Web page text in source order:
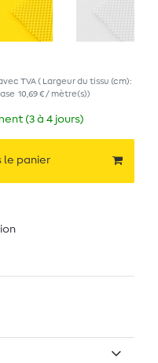
TVA( Largeur du tissu (cm):
10,69 € / mètre(s))
(3 à 4 jours)
le panier